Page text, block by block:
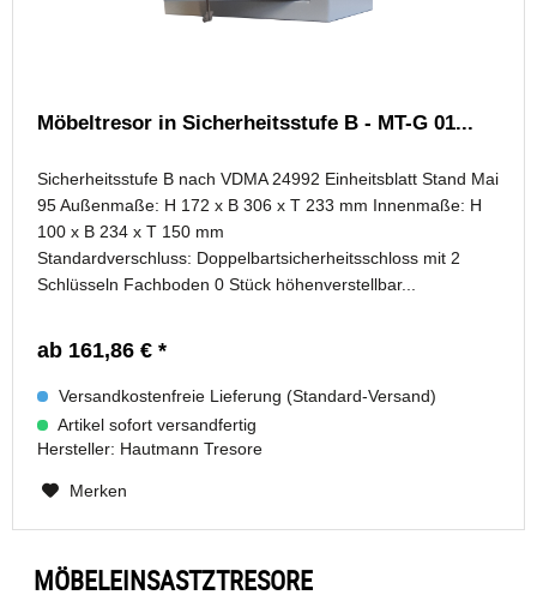
Möbeltresor in Sicherheitsstufe B - MT-G 01...
Sicherheitsstufe B nach VDMA 24992 Einheitsblatt Stand Mai
95 Außenmaße: H 172 x B 306 x T 233 mm Innenmaße: H
100 x B 234 x T 150 mm
Standardverschluss: Doppelbartsicherheitsschloss mit 2
Schlüsseln Fachboden 0 Stück höhenverstellbar...
ab 161,86 € *
Versandkostenfreie Lieferung (Standard-Versand)
Artikel sofort versandfertig
Hersteller: Hautmann Tresore
Merken
MÖBELEINSASTZTRESORE